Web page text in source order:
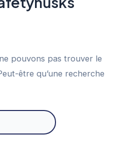
pouvons pas trouver le
être qu’une recherche